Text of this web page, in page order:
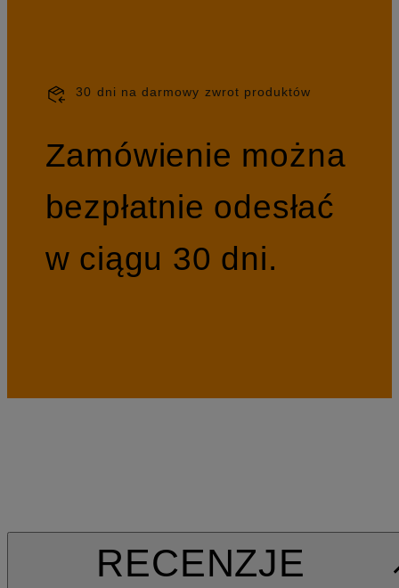
30 dni na darmowy zwrot produktów
Zamówienie można
bezpłatnie odesłać
w ciągu 30 dni.
RECENZJE